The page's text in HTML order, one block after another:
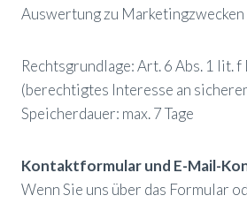
Auswertung zu
Rechtsgrundlage: Art. 6 Abs. 1 lit. f
(berechtigtes Interesse an
Speicherdauer: max. 7 Tage
Kontaktformular und E-Mail-
Wenn Sie uns über das Formular